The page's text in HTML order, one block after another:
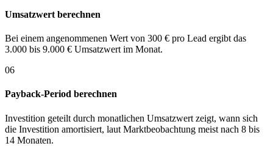
Umsatzwert berechnen
Bei einem angenommenen Wert von 300 € pro Lead ergibt das
3.000 bis 9.000 € Umsatzwert im Monat.
06
Payback-Period berechnen
Investition geteilt durch monatlichen Umsatzwert zeigt, wann sich
die Investition amortisiert, laut Marktbeobachtung meist nach 8 bis
14 Monaten.